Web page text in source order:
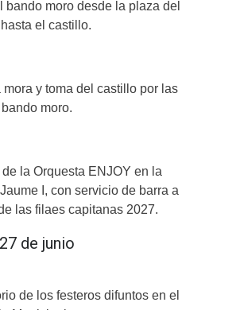
bando moro desde la plaza del
el castillo.
mora y toma del castillo por las
moro.
la Orquesta ENJOY en la
I, con servicio de barra a
las filaes capitanas 2027.
de junio
de los festeros difuntos en el